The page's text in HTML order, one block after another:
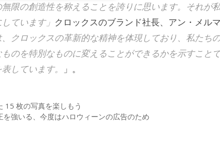
限の創造性を称えることを誇りに思います。それが
ています」 クロックスのブランド社長、アン・メル
クロックスの革新的な精神を体現しており、私たち
のを特別なものに変えることができるかを示すことで
しています。
」。
15 枚の写真を楽しもう
強いる、今度はハロウィーンの広告のため